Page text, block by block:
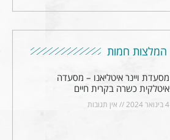
המלצות חמות
מסעדת ויינר איטליאנו – מסעדה
איטלקית כשרה בקרית חיים
4 בינואר 2024 אין תגובות